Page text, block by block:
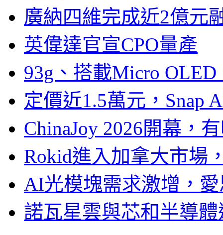
廣納四維完成近2億元
英偉達官宣CPO量產
93g、搭載Micro
定價近1.5萬元，Snap
ChinaJoy 2026開幕，
Rokid進入加拿大市場
AI光模塊需求激增，
諾瓦星雲與芯和半導